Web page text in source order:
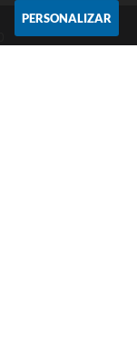
PERSONALIZAR